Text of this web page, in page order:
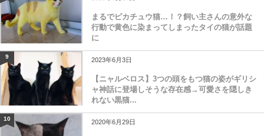
まるでピカチュウ猫…！？飼い主さんの意外な
行動で黄色に染まってしまったタイの猫が話題
に
9 2023年6月3日
【ニャルベロス】3つの頭をもつ猫の姿がギリシ
ャ神話に登場しそうな存在感→可愛さを隠しき
れない黒猫...
10 2020年6月29日